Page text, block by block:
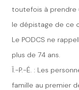
toutefois à prendre
le dépistage de ce
Le PODCS ne
plus de 74 ans.
Î.-P.-É. : Les
famille au premier